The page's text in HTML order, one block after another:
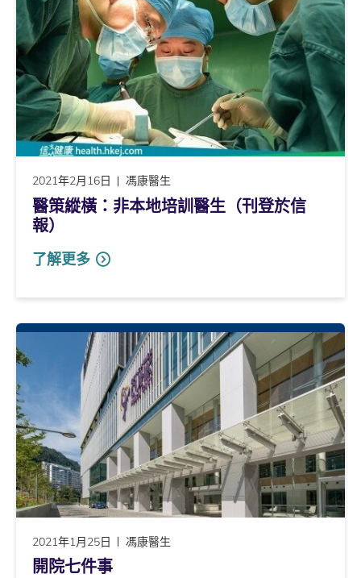
2021年2月16日 馮康醫生
醫策縱橫：非本地培訓醫生（刊登於信
報）
了解更多
2021年1月25日 馮康醫生
開院七件事